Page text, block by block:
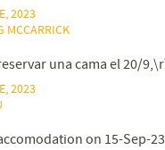
2023
MCCARRICK
una cama el 20/
2023
on 15-Sep-